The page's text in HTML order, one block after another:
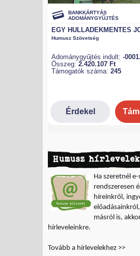
Humusz hírlevelek
Ha szeretnél
rendszeresen
híreinkről,
másról is,
hírleveleinkre.
Tovább a hírlevelekhez >>